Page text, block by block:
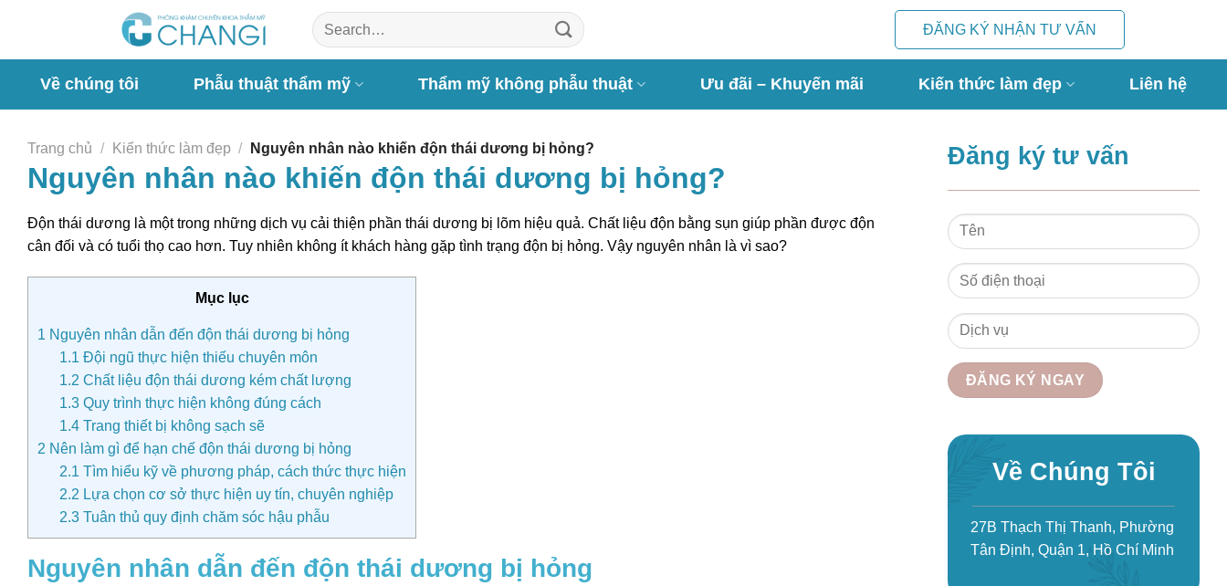
nội
ĐĂNG KÝ NHẬN TƯ VẤN
Về chúng tôi Phẫu thuật thẩm mỹ Thẩm mỹ không phẫu thuật Ưu đãi – Khuyến mãi Kiến thức làm đẹp Liên hệ
Trang chủ / Kiến thức làm đẹp / Nguyên nhân nào khiến độn thái dương bị hỏng?
Nguyên nhân nào khiến độn thái dương bị hỏng?
Độn thái dương là một trong những dịch vụ cải thiện phần thái dương bị lõm hiệu quả. Chất liệu độn bằng sụn giúp phần được độn
cân đối và có tuổi thọ cao hơn. Tuy nhiên không ít khách hàng gặp tình trạng độn bị hỏng. Vậy nguyên nhân là vì sao?
Mục lục
1 Nguyên nhân dẫn đến độn thái dương bị hỏng
1.1 Đội ngũ thực hiện thiếu chuyên môn
1.2 Chất liệu độn thái dương kém chất lượng
1.3 Quy trình thực hiện không đúng cách
1.4 Trang thiết bị không sạch sẽ
2 Nên làm gì để hạn chế độn thái dương bị hỏng
2.1 Tìm hiểu kỹ về phương pháp, cách thức thực hiện
2.2 Lựa chọn cơ sở thực hiện uy tín, chuyên nghiệp
2.3 Tuân thủ quy định chăm sóc hậu phẫu
Nguyên nhân dẫn đến độn thái dương bị hỏng
Đăng ký tư vấn
Về Chúng Tôi
27B Thạch Thị Thanh, Phường
Tân Định, Quận 1, Hồ Chí Minh